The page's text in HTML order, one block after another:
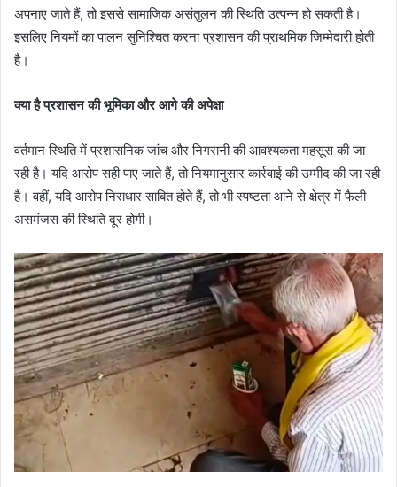
अपनाए जाते हैं, तो इससे सामाजिक असंतुलन की स्थिति उत्पन्न हो सकती है।
इसलिए नियमों का पालन सुनिश्चित करना प्रशासन की प्राथमिक जिम्मेदारी होती
है।
क्या है प्रशासन की भूमिका और आगे की अपेक्षा
वर्तमान स्थिति में प्रशासनिक जांच और निगरानी की आवश्यकता महसूस की जा
रही है। यदि आरोप सही पाए जाते हैं, तो नियमानुसार कार्रवाई की उम्मीद की जा रही
है। वहीं, यदि आरोप निराधार साबित होते हैं, तो भी स्पष्टता आने से क्षेत्र में फैली
असमंजस की स्थिति दूर होगी।